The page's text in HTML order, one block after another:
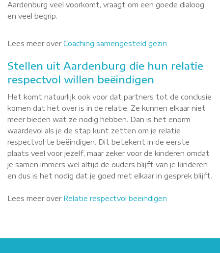
Aardenburg veel voorkomt, vraagt om een goede dialoog
en veel begrip.
Lees meer overCoaching samengesteld gezin
Stellen uit Aardenburg die hun relatie
respectvol willen beëindigen
Het komt natuurlijk ook voor dat partners tot de conclusie
komen dat het over is in de relatie. Ze kunnen elkaar niet
meer bieden wat ze nodig hebben. Dan is het enorm
waardevol als je de stap kunt zetten om je relatie
respectvol te beëindigen. Dit betekent in de eerste
plaats veel voor jezelf, maar zeker voor de kinderen omdat
je samen immers wel altijd de ouders blijft van je kinderen
en dus is het nodig dat je goed met elkaar in gesprek blijft.
Lees meer over Relatie respectvol beëindigen